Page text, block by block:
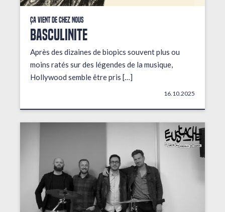
Ça vient de chez nous
BASCULINITE
Après des dizaines de biopics souvent plus ou
moins ratés sur des légendes de la musique,
Hollywood semble être pris […]
16.10.2025